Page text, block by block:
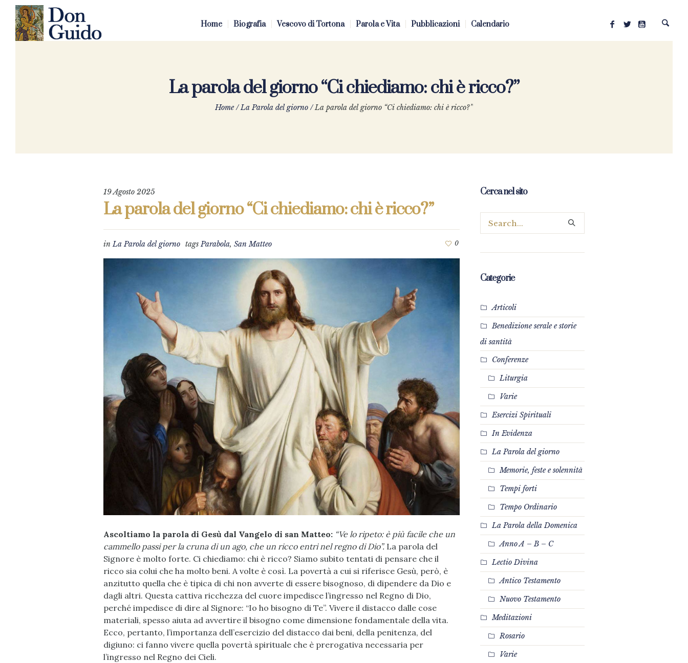
Home Biografia Vescovo di Tortona Parola e Vita Pubblicazioni Calendario
La parola del giorno “Ci chiediamo: chi è ricco?”
Home /La Parola del giorno /La parola del giorno “Ci chiediamo: chi è ricco?”
19 Agosto 2025
La parola del giorno “Ci chiediamo: chi è ricco?”
inLa Parola del giorno tagsParabola, San Matteo 0
Ascoltiamo la parola di Gesù dal Vangelo di san Matteo: “Ve lo ripeto: è più facile che un
cammello passi per la cruna di un ago, che un ricco entri nel regno di Dio”. La parola del
Signore è molto forte. Ci chiediamo: chi è ricco? Siamo subito tentati di pensare che il
ricco sia colui che ha molto beni. A volte è così. La povertà a cui si riferisce Gesù, però, è
anzitutto quella che è tipica di chi non avverte di essere bisognoso, di dipendere da Dio e
dagli altri. Questa cattiva ricchezza del cuore impedisce l’ingresso nel Regno di Dio,
perché impedisce di dire al Signore: “Io ho bisogno di Te”. Vivere il distacco dalle cose
materiali, spesso aiuta ad avvertire il bisogno come dimensione fondamentale della vita.
Ecco, pertanto, l’importanza dell’esercizio del distacco dai beni, della penitenza, del
digiuno: ci fanno vivere quella povertà spirituale che è prerogativa necessaria per
l’ingresso nel Regno dei Cieli.
Cerca nel sito
Categorie
Articoli
Benedizione serale e storie
di santità
Conferenze
Liturgia
Varie
Esercizi Spirituali
In Evidenza
La Parola del giorno
Memorie, feste e solennità
Tempi forti
Tempo Ordinario
La Parola della Domenica
Anno A – B – C
Lectio Divina
Antico Testamento
Nuovo Testamento
Meditazioni
Rosario
Varie